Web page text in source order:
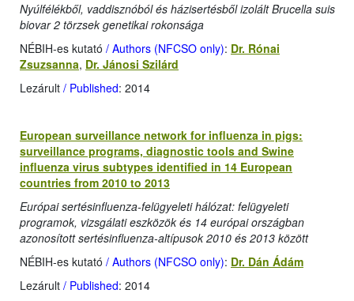
Nyúlfélékből, vaddisznóból és házisertésből izolált Brucella suis
biovar 2 törzsek genetikai rokonsága
NÉBIH-es kutató / Authors (NFCSO only): Dr. Rónai
Zsuzsanna, Dr. Jánosi Szilárd
Lezárult / Published: 2014
European surveillance network for influenza in pigs:
surveillance programs, diagnostic tools and Swine
influenza virus subtypes identified in 14 European
countries from 2010 to 2013
Európai sertésinfluenza-felügyeleti hálózat: felügyeleti
programok, vizsgálati eszközök és 14 európai országban
azonosított sertésinfluenza-altípusok 2010 és 2013 között
NÉBIH-es kutató / Authors (NFCSO only): Dr. Dán Ádám
Lezárult / Published: 2014